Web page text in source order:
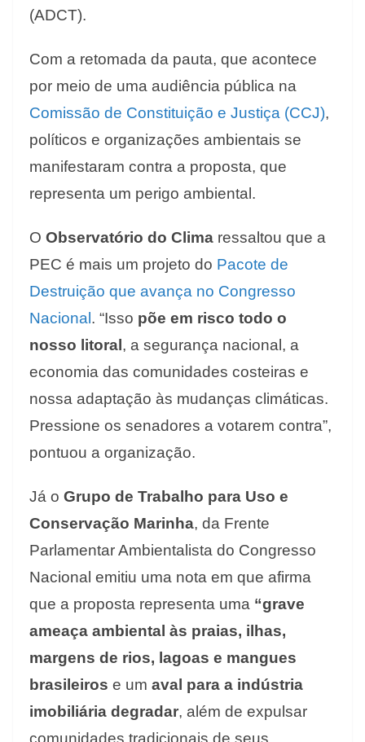
(ADCT).
Com a retomada da pauta, que acontece
por meio de uma audiência pública na
Comissão de Constituição e Justiça (CCJ),
políticos e organizações ambientais se
manifestaram contra a proposta, que
representa um perigo ambiental.
O Observatório do Clima ressaltou que a
PEC é mais um projeto do Pacote de
Destruição que avança no Congresso
Nacional . “Isso põe em risco todo o
nosso litoral , a segurança nacional, a
economia das comunidades costeiras e
nossa adaptação às mudanças climáticas.
Pressione os senadores a votarem contra”,
pontuou a organização.
Já o Grupo de Trabalho para Uso e
Conservação Marinha, da Frente
Parlamentar Ambientalista do Congresso
Nacional emitiu uma nota em que afirma
que a proposta representa uma “grave
ameaça ambiental às praias, ilhas,
margens de rios, lagoas e mangues
brasileiros e um aval para a indústria
imobiliária degradar, além de expulsar